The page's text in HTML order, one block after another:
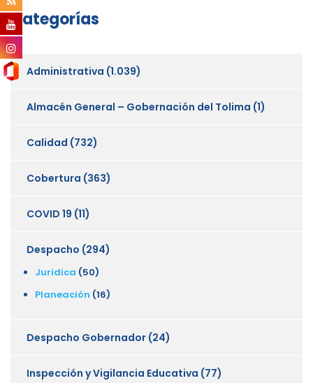
Categorías
Administrativa (1.039)
Almacén General – Gobernación del Tolima (1)
Calidad (732)
Cobertura (363)
COVID 19 (11)
Despacho (294)
Juridica (50)
Planeación (16)
Despacho Gobernador (24)
Inspección y Vigilancia Educativa (77)